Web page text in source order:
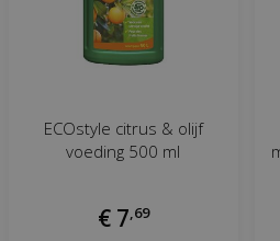
ECOstyle citrus & olijf
voeding 500 ml
€ 7 69